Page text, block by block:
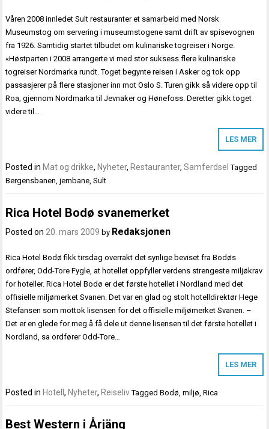
Våren 2008 innledet Sult restauranter et samarbeid med Norsk
Museumstog om servering i museumstogene samt drift av spisevognen
fra 1926. Samtidig startet tilbudet om kulinariske togreiser i Norge.
«Høstparten i 2008 arrangerte vi med stor suksess flere kulinariske
togreiser Nordmarka rundt. Toget begynte reisen i Asker og tok opp
passasjerer på flere stasjoner inn mot Oslo S. Turen gikk så videre opp til
Roa, gjennom Nordmarka til Jevnaker og Hønefoss. Deretter gikk toget
videre til…
LES MER
Posted in Mat og drikke, Nyheter, Restauranter,Samferdsel Tagged
Bergensbanen,jernbane,Sult
Rica Hotel Bodø svanemerket
Posted on 20. mars 2009 by Redaksjonen
Rica Hotel Bodø fikk tirsdag overrakt det synlige beviset fra Bodøs
ordfører, Odd-Tore Fygle, at hotellet oppfyller verdens strengeste miljøkrav
for hoteller. Rica Hotel Bodø er det første hotellet i Nordland med det
offisielle miljømerket Svanen. Det var en glad og stolt hotelldirektør Hege
Stefansen som mottok lisensen for det offisielle miljømerket Svanen. –
Det er en glede for meg å få dele ut denne lisensen til det første hotellet i
Nordland, sa ordfører Odd-Tore…
LES MER
Posted in Hotell, Nyheter, Reiseliv TaggedBodø ,miljø ,Rica
Best Western i Årjäng